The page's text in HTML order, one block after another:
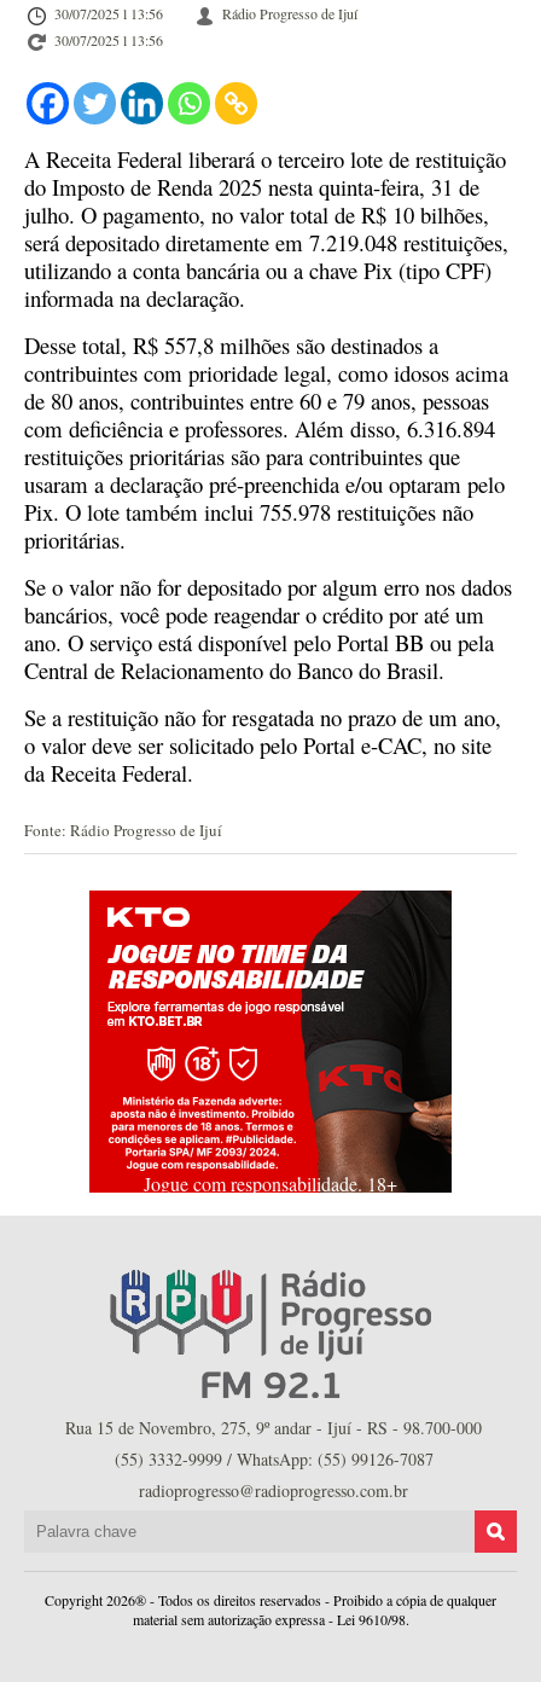
30/07/2025 l 13:56
Rádio Progresso de Ijuí
30/07/2025 l 13:56
A Receita Federal liberará o terceiro lote de restituição
do Imposto de Renda 2025 nesta quinta-feira, 31 de
julho. O pagamento, no valor total de R$ 10 bilhões,
será depositado diretamente em 7.219.048 restituições,
utilizando a conta bancária ou a chave Pix (tipo CPF)
informada na declaração.
Desse total, R$ 557,8 milhões são destinados a
contribuintes com prioridade legal, como idosos acima
de 80 anos, contribuintes entre 60 e 79 anos, pessoas
com deficiência e professores. Além disso, 6.316.894
restituições prioritárias são para contribuintes que
usaram a declaração pré-preenchida e/ou optaram pelo
Pix. O lote também inclui 755.978 restituições não
prioritárias.
Se o valor não for depositado por algum erro nos dados
bancários, você pode reagendar o crédito por até um
ano. O serviço está disponível pelo Portal BB ou pela
Central de Relacionamento do Banco do Brasil.
Se a restituição não for resgatada no prazo de um ano,
o valor deve ser solicitado pelo Portal e-CAC, no site
da Receita Federal.
Fonte: Rádio Progresso de Ijuí
Jogue com responsabilidade. 18+
Rua 15 de Novembro, 275, 9º andar - Ijuí - RS - 98.700-000
(55) 3332-9999 / WhatsApp: (55) 99126-7087
radioprogresso@radioprogresso.com.br
Copyright 2026® - Todos os direitos reservados - Proibido a cópia de qualquer
material sem autorização expressa - Lei 9610/98.